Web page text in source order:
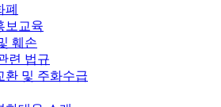
폐
보교육
훼손
련 법규
환 및 주화수급